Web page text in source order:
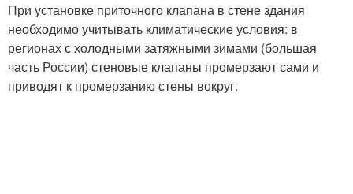
При установке приточного клапана в стене здания
необходимо учитывать климатические условия: в
регионах с холодными затяжными зимами (большая
часть России) стеновые клапаны промерзают сами и
приводят к промерзанию стены вокруг.